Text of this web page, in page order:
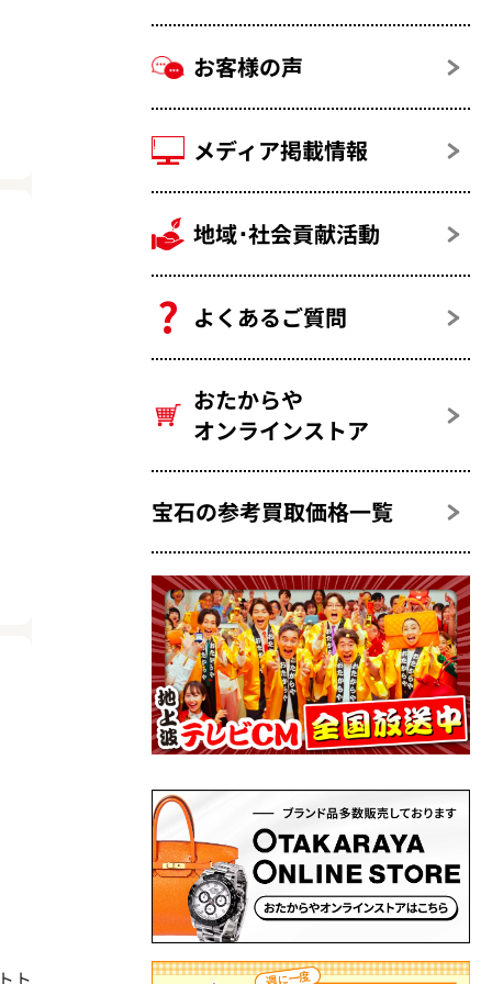
お客様の声
メディア掲載情報
地域･社会貢献活動
よくあるご質問
おたからや
オンラインストア
宝石の参考買取価格一覧